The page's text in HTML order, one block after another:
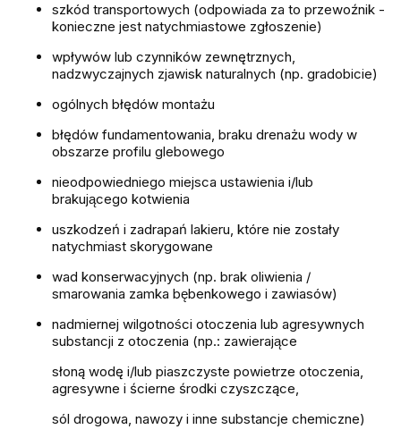
szkód transportowych (odpowiada za to przewoźnik -
konieczne jest natychmiastowe zgłoszenie)
wpływów lub czynników zewnętrznych,
nadzwyczajnych zjawisk naturalnych (np. gradobicie)
ogólnych błędów montażu
błędów fundamentowania, braku drenażu wody w
obszarze profilu glebowego
nieodpowiedniego miejsca ustawienia i/lub
brakującego kotwienia
uszkodzeń i zadrapań lakieru, które nie zostały
natychmiast skorygowane
wad konserwacyjnych (np. brak oliwienia /
smarowania zamka bębenkowego i zawiasów)
nadmiernej wilgotności otoczenia lub agresywnych
substancji z otoczenia (np.: zawierające
słoną wodę i/lub piaszczyste powietrze otoczenia,
agresywne i ścierne środki czyszczące,
sól drogowa, nawozy i inne substancje chemiczne)